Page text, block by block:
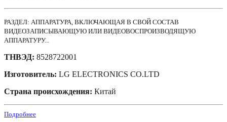
РАЗДЕЛ: АППАРАТУРА, ВКЛЮЧАЮЩАЯ В СВОЙ СОСТАВ
ВИДЕОЗАПИСЫВАЮЩУЮ ИЛИ ВИДЕОВОСПРОИЗВОДЯЩУЮ
АППАРАТУРУ...
ТНВЭД: 8528722001
Изготовитель: LG ELECTRONICS CO.LTD
Страна происхождения: Китай
Подробнее